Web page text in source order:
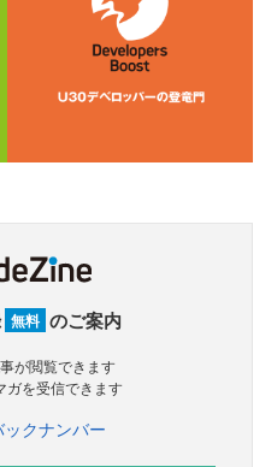
無料 のご案内
が閲覧できます
ガを受信できます
ックナンバー